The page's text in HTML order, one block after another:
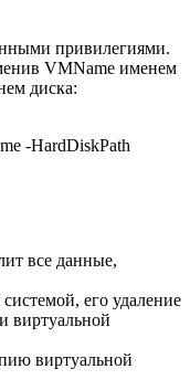
привилегиями.
VMName именем
диска:
-HardDiskPath
все данные,
его удаление
виртуальной
виртуальной